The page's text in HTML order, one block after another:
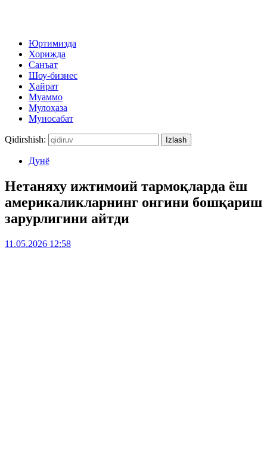
Юртимизда
Хорижда
Санъат
Шоу-бизнес
Ҳайрат
Муаммо
Мулоҳаза
Муносабат
Qidirshish:
Дунё
Нетаняху ижтимоий тармоқларда ёш
америкаликларнинг онгини бошқариш
зарурлигини айтди
11.05.2026 12:58